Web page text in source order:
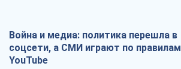
Война и медиа: политика перешла в
соцсети, а СМИ играют по правилам
YouTube